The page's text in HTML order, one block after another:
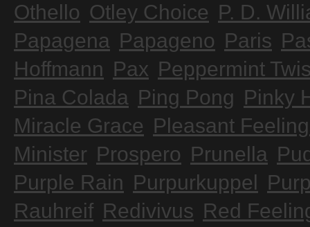
Othello Otley Choice P. D.
Papagena Papageno Paris
Hoffmann Pax Peppermint
Pina Colada Ping Pong Pinky
Miracle Grace Pleasant
Minister Prospero Prunella
Purple Rain Purpurkuppel
Rauhreif Redivivus Red